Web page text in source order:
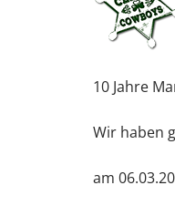
10 Jahre
Wir haben
am